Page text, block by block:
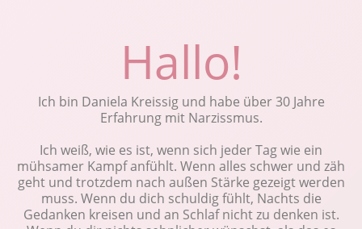
Hallo!
Ich bin Daniela Kreissig und habe über 30 Jahre
Erfahrung mit Narzissmus.
Ich weiß, wie es ist, wenn sich jeder Tag wie ein
mühsamer Kampf anfühlt. Wenn alles schwer und zäh
geht und trotzdem nach außen Stärke gezeigt werden
muss. Wenn du dich schuldig fühlt, Nachts die
Gedanken kreisen und an Schlaf nicht zu denken ist.